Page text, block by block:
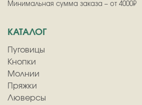
Минимальная сумма заказа – от 4000₽
КАТАЛОГ
Пуговицы
Кнопки
Молнии
Пряжки
Люверсы